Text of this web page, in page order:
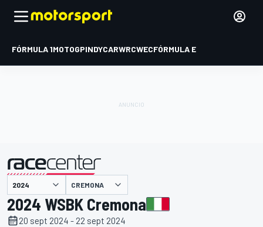
FÓRMULA 1MOTOGPINDYCARWRCWECFÓRMULA E
presentado por CREMONA
2024 WSBK Cremona
20 sept 2024 - 22 sept 2024